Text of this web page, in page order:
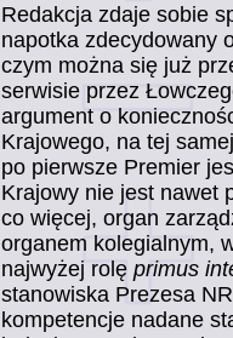
Redakcja zdaje sobie
napotka zdecydowany
czym można się już
serwisie przez
argument o
Krajowego, na tej
po pierwsze Premier
Krajowy nie jest nawet
co więcej, organ
organem kolegialnym,
najwyżej rolę primus
stanowiska Prezesa
kompetencje nadane